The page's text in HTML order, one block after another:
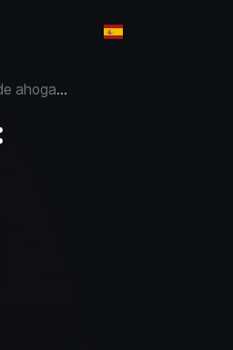
Granja de ahogados en Minecraft: farmea cobre infinito